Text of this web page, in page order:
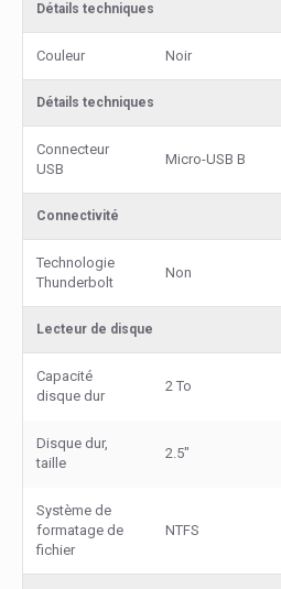
Détails techniques
Couleur Noir
Détails techniques
Connecteur
USB
Micro-USB B
Connectivité
Technologie
Thunderbolt
Non
Lecteur de disque
Capacité
disque dur
2 To
Disque dur,
taille
2.5"
Système de
formatage de
fichier
NTFS